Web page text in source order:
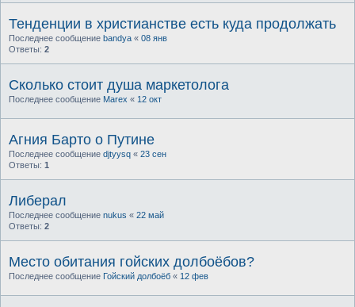
Тенденции в христианстве есть куда продолжать
Последнее сообщение bandya « 08 янв
Ответы: 2
Сколько cтоит душа маркетолога
Последнее сообщение Marex « 12 окт
Агния Барто о Путине
Последнее сообщение djtyysq « 23 сен
Ответы: 1
Либерал
Последнее сообщение nukus « 22 май
Ответы: 2
Место обитания гойских долбоёбов?
Последнее сообщение Гойский долбоёб « 12 фев